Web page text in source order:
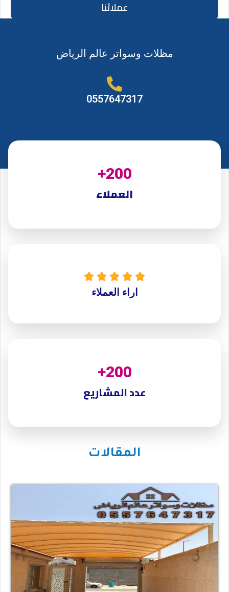
عملائنا
مظلات وسواتر عالم الرياض
0557647317
العملاء
200
+





اراء العملاء
عدد المشاريع
200
+
المقالات